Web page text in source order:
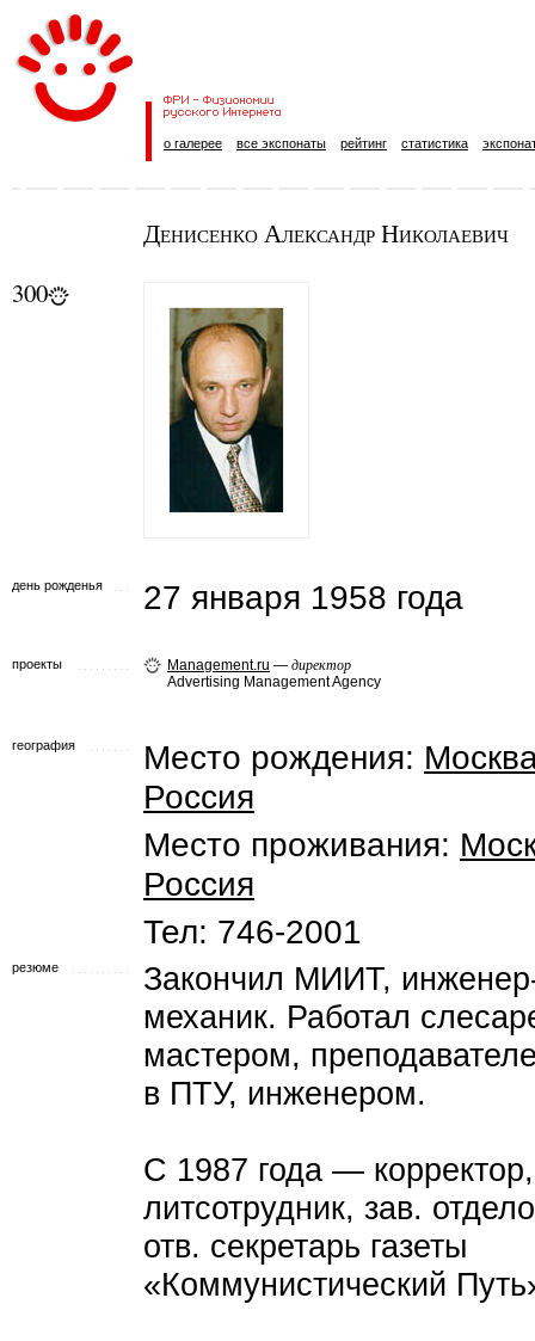
о галерее все экспонаты рейтинг статистика
Денисенко Александр Николаевич
300
день рожденья 27 января 1958 года
проекты Management.ru — директор
Advertising Management Agency
география Место рождения:
Россия
Место проживания:
Россия
Тел: 746-2001
резюме
Закончил МИИТ,
механик. Работал
мастером,
в ПТУ, инженером.
С 1987 года — корректор,
литсотрудник, зав.
отв. секретарь газеты
«Коммунистический